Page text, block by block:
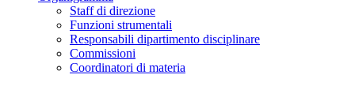
Staff di direzione
Funzioni strumentali
Responsabili dipartimento disciplinare
Commissioni
Coordinatori di materia